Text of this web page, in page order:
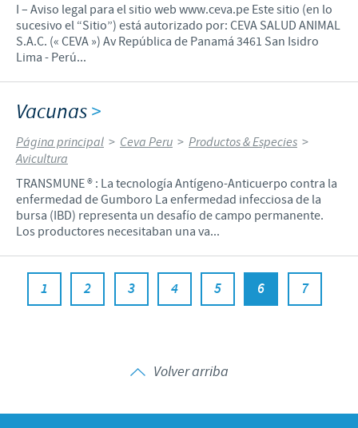
I – Aviso legal para el sitio web www.ceva.pe Este sitio (en lo
sucesivo el “Sitio”) está autorizado por: CEVA SALUD ANIMAL
S.A.C. (« CEVA ») Av República de Panamá 3461 San Isidro
Lima - Perú...
Vacunas>
Página principal > Ceva Peru > Productos & Especies >
Avicultura
TRANSMUNE ® : La tecnología Antígeno-Anticuerpo contra la
enfermedad de Gumboro La enfermedad infecciosa de la
bursa (IBD) representa un desafío de campo permanente.
Los productores necesitaban una va...
1 2 3 4 5 6 7
Volver arriba